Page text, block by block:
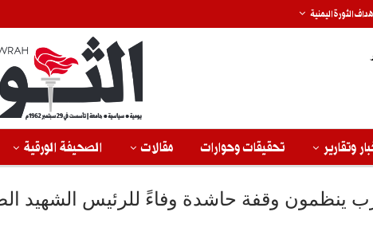
الثورة اليمنية
وتقارير تحقيقات وحوارات مقالات الصحيفة الورقية
ينظمون وقفة حاشدة وفاءً للرئيس الشهيد